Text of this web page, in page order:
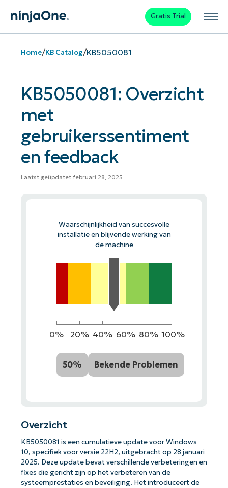
Gratis Trial
Home/KB Catalog/KB5050081
KB5050081: Overzicht
met
gebruikerssentiment
en feedback
Laatst geüpdatet februari 28, 2025
Waarschijnlijkheid van succesvolle
installatie en blijvende werking van
de machine
0% 20% 40% 60% 80% 100%
50% Bekende Problemen
Overzicht
KB5050081 is een cumulatieve update voor Windows
10, specifiek voor versie 22H2, uitgebracht op 28 januari
2025. Deze update bevat verschillende verbeteringen en
fixes die gericht zijn op het verbeteren van de
systeemprestaties en beveiliging. Het introduceert de